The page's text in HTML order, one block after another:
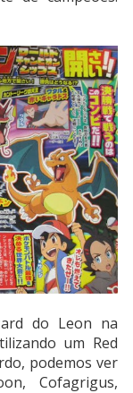
do Leon na
um Red
podemos ver
Cofagrigus,